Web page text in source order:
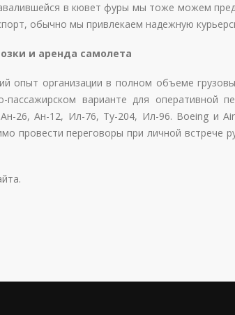
в кювет фуры мы тоже можем
обычно мы привлекаем надежную
и аренда самолета
организации в полном объеме
варианте для оперативной
26, Ан-12, Ил-76, Ту-204, Ил-96. Boeing и
провести переговоры при личной встрече